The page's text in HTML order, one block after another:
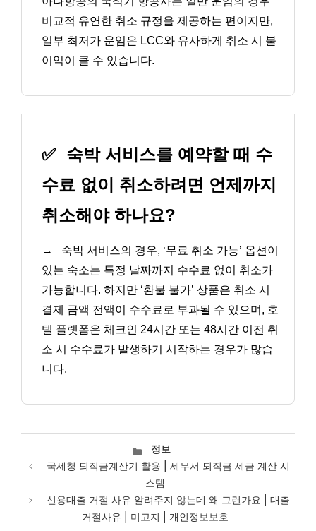
비교적 유연한 취소 규정을 제공하는 편이지만,
일부 최저가 운임은 LCC와 유사하게 취소 시 불
이익이 클 수 있습니다.
✅ 숙박 서비스를 예약할 때 수
수료 없이 취소하려면 언제까지
취소해야 하나요?
→
숙박 서비스의 경우, ‘무료 취소 가능’ 옵션이
있는 숙소는 특정 날짜까지 수수료 없이 취소가
가능합니다. 하지만 ‘환불 불가’ 상품은 취소 시
결제 금액 전액이 수수료로 부과될 수 있으며, 호
텔 플랫폼은 체크인 24시간 또는 48시간 이전 취
소 시 수수료가 발생하기 시작하는 경우가 많습
니다.
카
테
고
리
정보
국세청 퇴직금계산기 활용 | 세무서 퇴직금 세금 계산 시
스템
신용대출 거절 사유 알려주지 않는데 왜 그런가요 | 대출
거절사유 | 미고지 | 개인정보보호